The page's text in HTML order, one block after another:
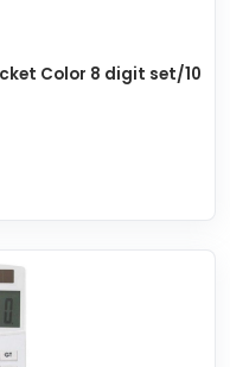
Color 8 digit set/10